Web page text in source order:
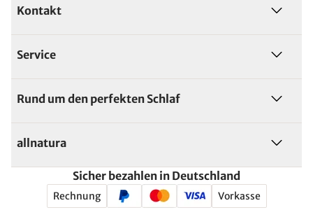
Kontakt
Service
Rund um den perfekten Schlaf
allnatura
Sicher bezahlen in Deutschland
Rechnung Vorkasse